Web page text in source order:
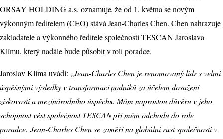
ORSAY HOLDING a.s. oznamuje, že od 1. května se novým
výkonným ředitelem (CEO) stává Jean-Charles Chen. Chen nahrazuje
zakladatele a výkonného ředitele společnosti TESCAN Jaroslava
Klímu, který nadále bude působit v roli poradce.
Jaroslav Klíma uvádí: „Jean-Charles Chen je renomovaný lídr s velmi
úspěšnými výsledky v transformaci podniků za účelem dosažení
ziskovosti a mezinárodního úspěchu. Mám naprostou důvěru v jeho
schopnost vést společnost TESCAN při mém odchodu do role
poradce. Jean-Charles Chen se zaměří na globální růst společnosti v